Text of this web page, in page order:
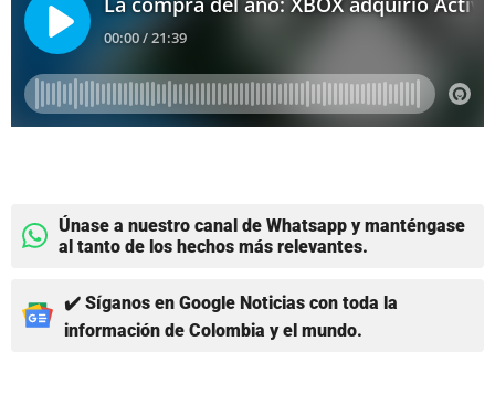
Únase a nuestro canal de Whatsapp y manténgase
al tanto de los hechos más relevantes.
✔️ Síganos en Google Noticias con toda la
información de Colombia y el mundo.